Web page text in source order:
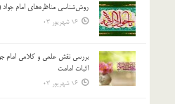
روش‌شناسی مناظره‌های امام
16 شهریور 03
بررسی نقش علمی و کلامی امام
اثبات امامت
16 شهریور 03